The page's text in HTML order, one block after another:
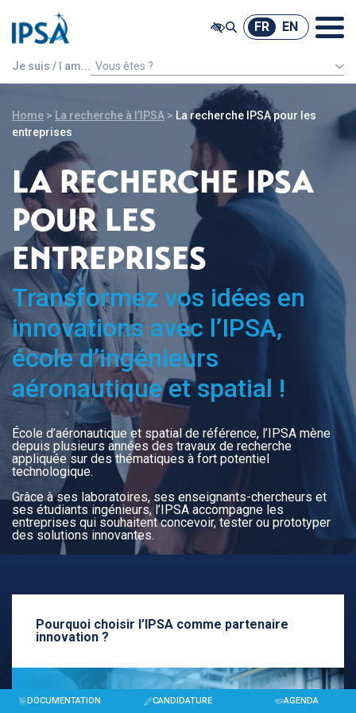
@ -0,0 +1,7 @@
FR EN
Je suis / I am... Vous êtes ?
DOCUMENTATION CANDIDATURE AGENDA
Home > La recherche à l’IPSA > La recherche IPSA pour les
entreprises
LA RECHERCHE IPSA
POUR LES
ENTREPRISES
Transformez vos idées en
innovations avec l’IPSA,
école d’ingénieurs
aéronautique et spatial !
École d’aéronautique et spatial de référence, l’IPSA mène
depuis plusieurs années des travaux de recherche
appliquée sur des thématiques à fort potentiel
technologique.
Grâce à ses laboratoires, ses enseignants-chercheurs et
ses étudiants ingénieurs, l’IPSA accompagne les
entreprises qui souhaitent concevoir, tester ou prototyper
des solutions innovantes.
Pourquoi choisir l’IPSA comme partenaire
innovation ?